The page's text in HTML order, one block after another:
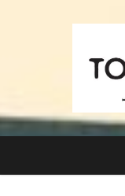
小さなルア
ス